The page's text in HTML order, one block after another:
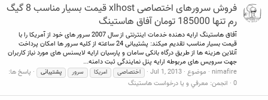
فروش سرورهای اختصاصی xlhost قیمت بسیار مناسب 8 گیگ
رم تنها 185000 تومان آفاق هاستینگ
آفاق هاستینگ ارایه دهنده خدمات اینترنتی از سال 2007 سرور های خود از آمریکا را با
قیمت بسیار مناسب تقدیم میکند: پشتیبانی 24 ساعته از کلیه سرور ها امکان پرداخت
آنلاین هزینه ها از طریق درگاه بانکی سامان و پارسیان ارایه لایسنس های مورد نیاز کاربران
جهت سرویس های مربوطه ارایه پنل نمایندگی ثبت دامنه...
nimafire موضوع Jul 1, 2013 اختصاصی امریکا سرور پشتیبانی
پاسخ ها:
0 انجمن: معرفي و يا درخواست هاستينگ